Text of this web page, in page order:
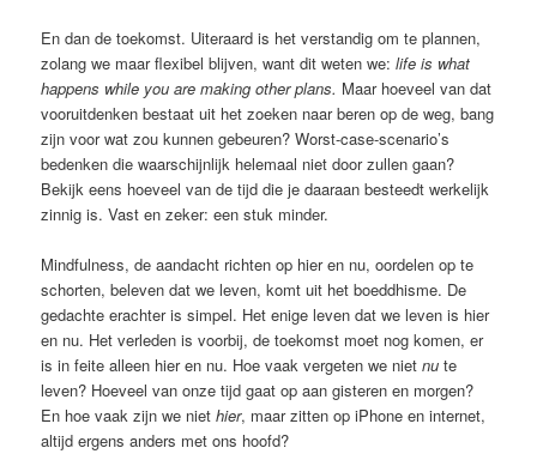
En dan de toekomst. Uiteraard is het verstandig om te plannen,
zolang we maar flexibel blijven, want dit weten we:life is what
happens while you are making other plans. Maar hoeveel van dat
vooruitdenken bestaat uit het zoeken naar beren op de weg, bang
zijn voor wat zou kunnen gebeuren? Worst-case-scenario’s
bedenken die waarschijnlijk helemaal niet door zullen gaan?
Bekijk eens hoeveel van de tijd die je daaraan besteedt werkelijk
zinnig is. Vast en zeker: een stuk minder.
Mindfulness, de aandacht richten op hier en nu, oordelen op te
schorten, beleven dat we leven, komt uit het boeddhisme. De
gedachte erachter is simpel. Het enige leven dat we leven is hier
en nu. Het verleden is voorbij, de toekomst moet nog komen, er
is in feite alleen hier en nu. Hoe vaak vergeten we nietnu te
leven? Hoeveel van onze tijd gaat op aan gisteren en morgen?
En hoe vaak zijn we niethier, maar zitten op iPhone en internet,
altijd ergens anders met ons hoofd?